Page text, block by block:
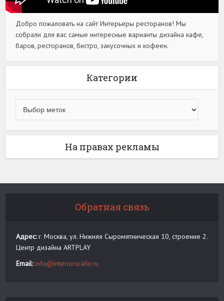
Добро пожаловать на сайт Интерьеры ресторанов! Мы
собрали для вас самые интересные варианты дизайна кафе,
баров, ресторанов, бистро, закусочных и кофеен.
Категории
На правах рекламы
Обратная связь
Адрес:г. Москва, ул. Нижняя Сыромятническая 10, строение 2.
Центр дизайна ARTPLAY
Email: info@interiorscafe.ru